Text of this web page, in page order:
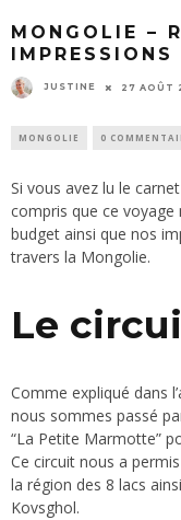
MONGOLIE –
IMPRESSIONS
JUSTINE 27 AOÛT
MONGOLIE 0
Si vous avez lu le
compris que ce voyage
budget ainsi que nos
travers la Mongolie.
Le
Comme expliqué dans
nous sommes passé
“La Petite Marmotte”
Ce circuit nous a
la région des 8 lacs
Kovsghol.